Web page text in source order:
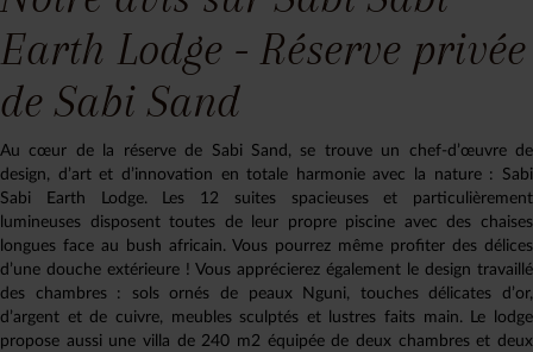
Earth Lodge - Réserve privée
de Sabi Sand
Au cœur de la réserve de Sabi Sand, se trouve un chef-d’œuvre de
design, d’art et d’innovation en totale harmonie avec la nature : Sabi
Sabi Earth Lodge. Les 12 suites spacieuses et particulièrement
lumineuses disposent toutes de leur propre piscine avec des chaises
longues face au bush africain. Vous pourrez même profiter des délices
d’une douche extérieure ! Vous apprécierez également le design travaillé
des chambres : sols ornés de peaux Nguni, touches délicates d’or,
d’argent et de cuivre, meubles sculptés et lustres faits main. Le lodge
propose aussi une villa de 240 m2 équipée de deux chambres et deux